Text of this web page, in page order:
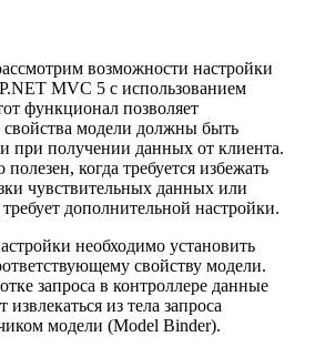
возможности настройки
MVC 5 с использованием
функционал позволяет
свойства модели должны быть
при получении данных от клиента.
когда требуется избежать
чувствительных данных или
дополнительной настройки.
необходимо установить
свойству модели.
запроса в контроллере данные
извлекаться из тела запроса
модели (Model Binder).